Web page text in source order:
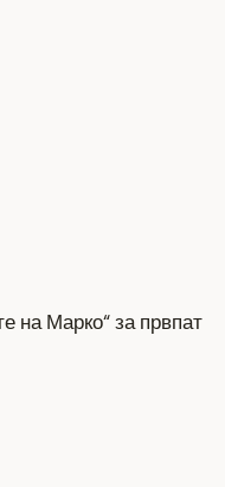
на Марко“ за првпат